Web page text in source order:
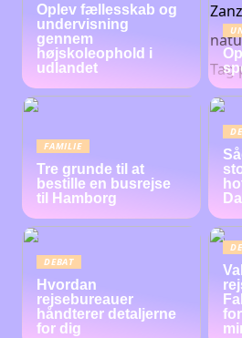
Oplev fællesskab og
undervisning
gennem
højskoleophold i
udlandet
FAMILIE
Tre grunde til at
bestille en busrejse
til Hamborg
DEBAT
Hvordan
rejsebureauer
håndterer detaljerne
for dig